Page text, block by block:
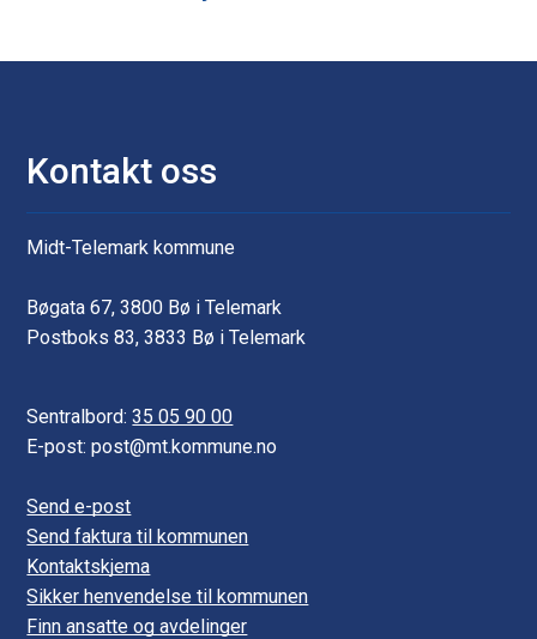
Kontakt oss
Midt-Telemark kommune
Bøgata 67, 3800 Bø i Telemark
Postboks 83, 3833 Bø i Telemark
Sentralbord:35 05 90 00
E-post: post@mt.kommune.no
Send e-post
Send faktura til kommunen
Kontaktskjema
Sikker henvendelse til kommunen
Finn ansatte og avdelinger